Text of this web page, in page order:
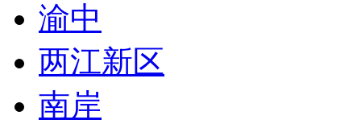
渝中
两江新区
南岸